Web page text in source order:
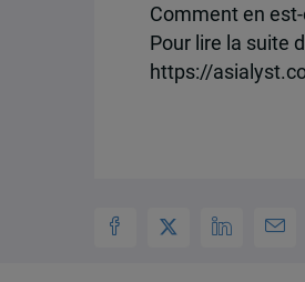
Comment en
Pour lire la suite
https://